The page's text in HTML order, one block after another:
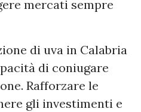
mercati sempre
di uva in Calabria
di coniugare
Rafforzare le
gli investimenti e